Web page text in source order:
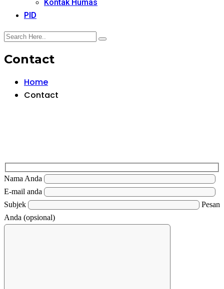
Kontak Humas
PID
Contact
Home
Contact
Nama Anda
E-mail anda
Subjek
Pesan
Anda (opsional)